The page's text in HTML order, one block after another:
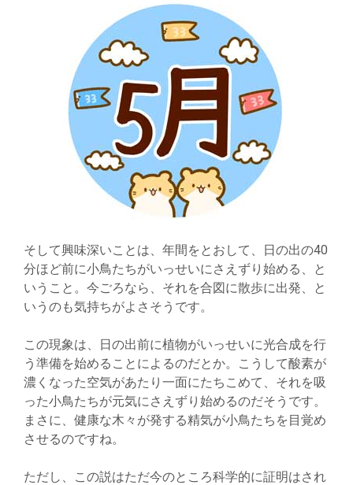
そして興味深いことは、年間をとおして、日の出の40
分ほど前に小鳥たちがいっせいにさえずり始める、と
いうこと。今ごろなら、それを合図に散歩に出発、と
いうのも気持ちがよさそうです。
この現象は、日の出前に植物がいっせいに光合成を行
う準備を始めることによるのだとか。こうして酸素が
濃くなった空気があたり一面にたちこめて、それを吸
った小鳥たちが元気にさえずり始めるのだそうです。
まさに、健康な木々が発する精気が小鳥たちを目覚め
させるのですね。
ただし、この説はただ今のところ科学的に証明はされ